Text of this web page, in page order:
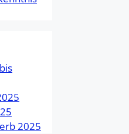
2025